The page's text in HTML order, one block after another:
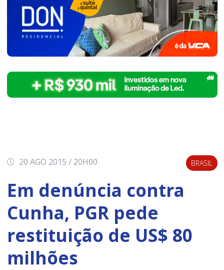
20 AGO 2015 / 20H00 BRASIL
Em denúncia contra
Cunha, PGR pede
restituição de US$ 80
milhões